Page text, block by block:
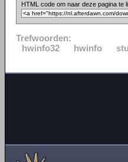
HTML code om naar deze pagina te
Trefwoorden:
hwinfo32
hwinfo